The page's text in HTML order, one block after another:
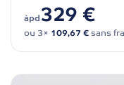
àpd329 €
ou 3× 109,67 €sans